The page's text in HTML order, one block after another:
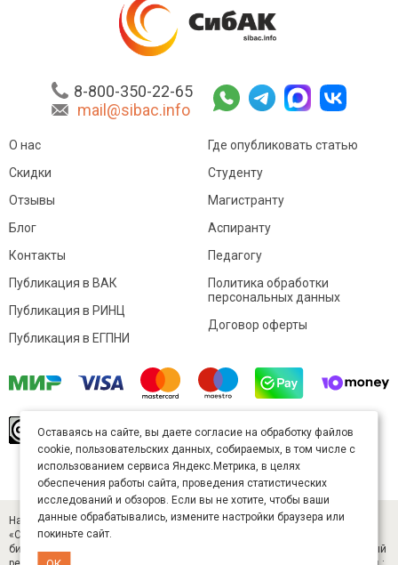
8-800-350-22-65
mail@sibac.info
О нас
Скидки
Отзывы
Блог
Контакты
Где опубликовать статью
Студенту
Магистранту
Аспиранту
Педагогу
Публикация в ВАК
Публикация в РИНЦ
Публикация в ЕГПНИ
Политика обработки
персональных данных
Договор оферты
произведение доступно полицензии Creative
Commons «Attribution» («Атрибуция») 4.0
Непортированная.
Карта сайта
Научный журнал «Студенческий» (ISSN 2541-9412). Издатель — ООО
«СибАК» (ИНН 5402054157). Размещается в Научной электронной
библиотеке eLIBRARY.RU (договор № 445-11/2019 от 05.11.2019). Главный
Оставаясь на сайте, вы даете согласие на обработку файлов
cookie, пользовательских данных, собираемых, в том числе с
использованием сервиса Яндекс.Метрика, в целях
обеспечения работы сайта, проведения статистических
исследований и обзоров. Если вы не хотите, чтобы ваши
данные обрабатывались, измените настройки браузера или
покиньте сайт.